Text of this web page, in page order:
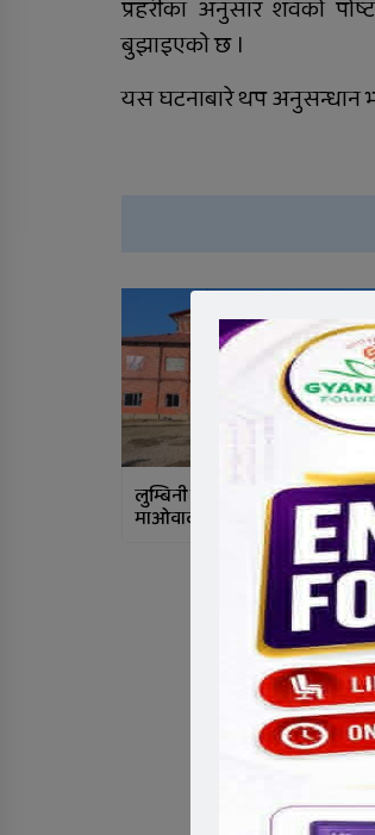
प्रहरीका अनुसार शवको
बुझाइएको छ ।
यस घटनाबारे थप अनुसन्धान
लुम्बिनी सरकारबाट बाहिरियो
माओवादी